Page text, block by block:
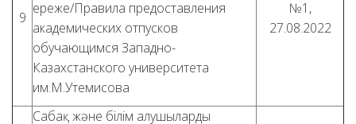
9
ереже/Правила предоставления
академических отпусков
обучающимся Западно-
Казахстанского университета
им.М.Утемисова
№1,
27.08.2022
Сабақ және білім алушыларды